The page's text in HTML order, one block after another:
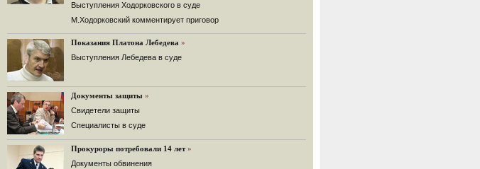
Граждане не хотят платить по счетам ЮКОСа
Решение Гаагского суда о компенсации $50 млрд поддержали 12%.
129 комментариев
11.08.2014
«Светлая Вам память, Марина Филипповна!»
Вечер у Ходорковских. Вспоминает Иван Стариков.
19 комментариев
11.08.2014
«Удивительно сильная, мощная и достойная только
преклонения женщина»
Гости и ведущие «Эха Москвы» чтут память Марины
Выступления Ходорковского в суде
М.Ходорковский комментирует приговор
Показания Платона Лебедева »
Выступления Лебедева в суде
Документы защиты »
Cвидетели защиты
Cпециалисты в суде
Прокуроры потребовали 14 лет »
Документы обвинения